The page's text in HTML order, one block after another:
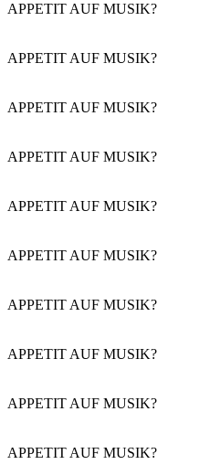
APPETIT AUF MUSIK?
APPETIT AUF MUSIK?
APPETIT AUF MUSIK?
APPETIT AUF MUSIK?
APPETIT AUF MUSIK?
APPETIT AUF MUSIK?
APPETIT AUF MUSIK?
APPETIT AUF MUSIK?
APPETIT AUF MUSIK?
APPETIT AUF MUSIK?